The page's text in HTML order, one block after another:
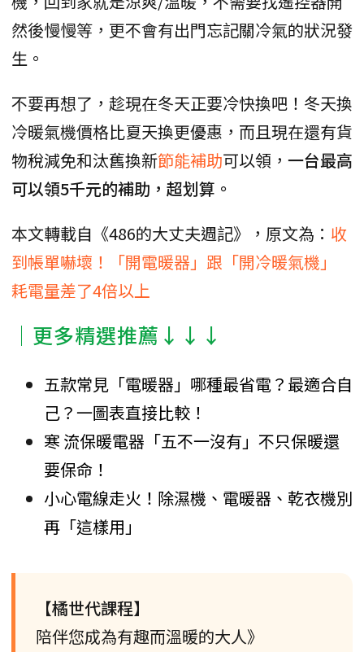
然後慢慢等，更不會有出門忘記關冷氣的狀況發
生。
不要再想了，趁現在冬天正要冷快換吧！冬天換
冷暖氣機價格比夏天換更優惠，而且現在還有貨
物稅減免和汰舊換新節能補助可以領， 一台最高
可以領5千元的補助，超划算。
本文轉載自《486的大丈夫週記》，原文為： 收
到帳單嚇壞！「開電暖器」跟「開冷暖氣機」
耗電量差了4倍以上
│更多精選推薦↓↓↓
五款常見「電暖器」哪種最省電？最適合自
己？一圖表直接比較！
寒 流保暖電器「五不一沒有」不只保暖還
要保命！
小心電線走火！除濕機、電暖器、乾衣機別
再「這樣用」
【橘世代課程】
陪伴您成為有趣而溫暖的大人》